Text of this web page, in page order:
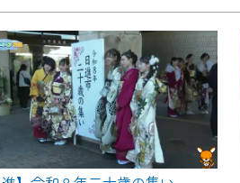
様へのサービス向上のため、
だくには、一部コンテンツを
マイページ※』へのログ
くお願いいたします。
、MyIDが必要となります。
むCCNetの各種サービスを